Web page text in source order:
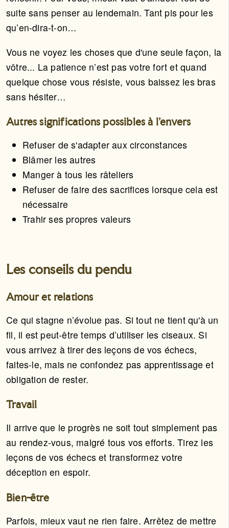
suite sans penser au lendemain. Tant pis pour les
qu’en-dira-t-on…
Vous ne voyez les choses que d'une seule façon, la
vôtre... La patience n’est pas votre fort et quand
quelque chose vous résiste, vous baissez les bras
sans hésiter…
Autres significations possibles à l'envers
Refuser de s'adapter aux circonstances
Blâmer les autres
Manger à tous les râteliers
Refuser de faire des sacrifices lorsque cela est
nécessaire
Trahir ses propres valeurs
Les conseils du pendu
Amour et relations
Ce qui stagne n’évolue pas. Si tout ne tient qu'à un
fil, il est peut-être temps d’utiliser les ciseaux. Si
vous arrivez à tirer des leçons de vos échecs,
faites-le, mais ne confondez pas apprentissage et
obligation de rester.
Travail
Il arrive que le progrès ne soit tout simplement pas
au rendez-vous, malgré tous vos efforts. Tirez les
leçons de vos échecs et transformez votre
déception en espoir.
Bien-être
Parfois, mieux vaut ne rien faire. Arrêtez de mettre